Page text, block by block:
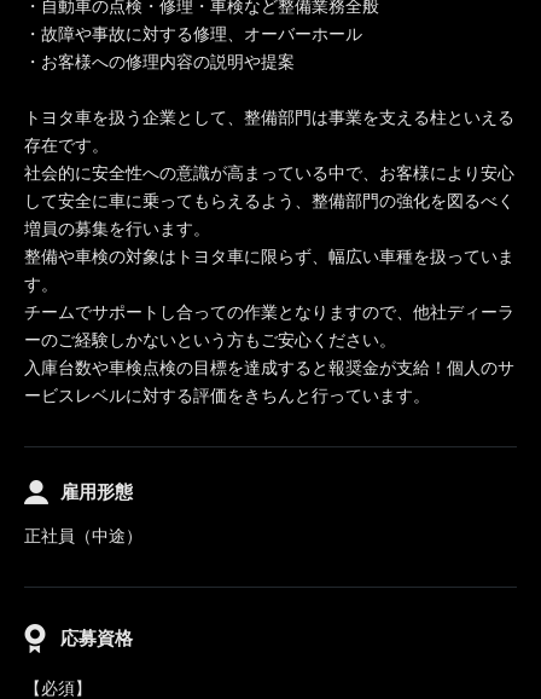
・自動車の点検・修理・車検など整備業務全般
・故障や事故に対する修理、オーバーホール
・お客様への修理内容の説明や提案
トヨタ車を扱う企業として、整備部門は事業を支える柱といえる
存在です。
社会的に安全性への意識が高まっている中で、お客様により安心
して安全に車に乗ってもらえるよう、整備部門の強化を図るべく
増員の募集を行います。
整備や車検の対象はトヨタ車に限らず、幅広い車種を扱っていま
す。
チームでサポートし合っての作業となりますので、他社ディーラ
ーのご経験しかないという方もご安心ください。
入庫台数や車検点検の目標を達成すると報奨金が支給！個人のサ
ービスレベルに対する評価をきちんと行っています。
雇用形態
正社員（中途）
応募資格
【必須】